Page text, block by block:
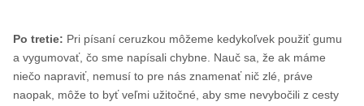
Po tretie: Pri písaní ceruzkou môžeme kedykoľvek použiť gumu
a vygumovať, čo sme napísali chybne. Nauč sa, že ak máme
niečo napraviť, nemusí to pre nás znamenať nič zlé, práve
naopak, môže to byť veľmi užitočné, aby sme nevybočili z cesty